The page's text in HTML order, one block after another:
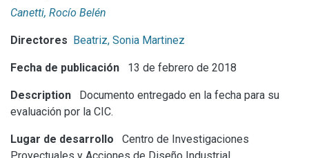
Canetti, Rocío Belén
Directores Beatriz, Sonia Martinez
Fecha de publicación 13 de febrero de 2018
Description
Documento entregado en la fecha para su
evaluación por la CIC.
Lugar de desarrollo
Centro de Investigaciones